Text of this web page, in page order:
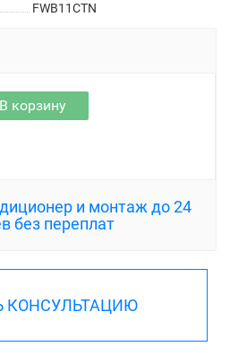
FWB11CTN
В корзину
и монтаж до 24
без переплат
КОНСУЛЬТАЦИЮ